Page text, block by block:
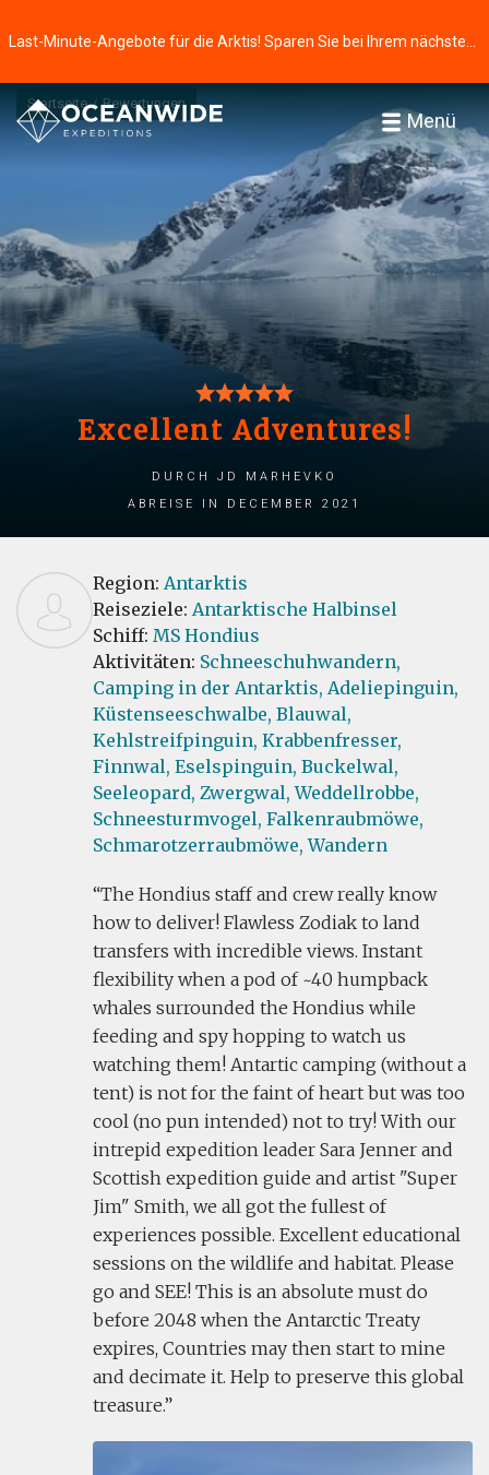
Menü
Startseite Bewertungen
Excellent Adventures!
durch Jd Marhevko
Abreise in December 2021
Region: Antarktis
Reiseziele: Antarktische Halbinsel
Schiff: MS Hondius
Aktivitäten: Schneeschuhwandern,
Camping in der Antarktis, Adeliepinguin,
Küstenseeschwalbe, Blauwal,
Kehlstreifpinguin, Krabbenfresser,
Finnwal, Eselspinguin, Buckelwal,
Seeleopard, Zwergwal, Weddellrobbe,
Schneesturmvogel, Falkenraubmöwe,
Schmarotzerraubmöwe, Wandern
The Hondius staff and crew really know
how to deliver! Flawless Zodiak to land
transfers with incredible views. Instant
flexibility when a pod of ~40 humpback
whales surrounded the Hondius while
feeding and spy hopping to watch us
watching them! Antartic camping (without a
tent) is not for the faint of heart but was too
cool (no pun intended) not to try! With our
intrepid expedition leader Sara Jenner and
Scottish expedition guide and artist "Super
Jim" Smith, we all got the fullest of
experiences possible. Excellent educational
sessions on the wildlife and habitat. Please
go and SEE! This is an absolute must do
before 2048 when the Antarctic Treaty
expires, Countries may then start to mine
and decimate it. Help to preserve this global
treasure.